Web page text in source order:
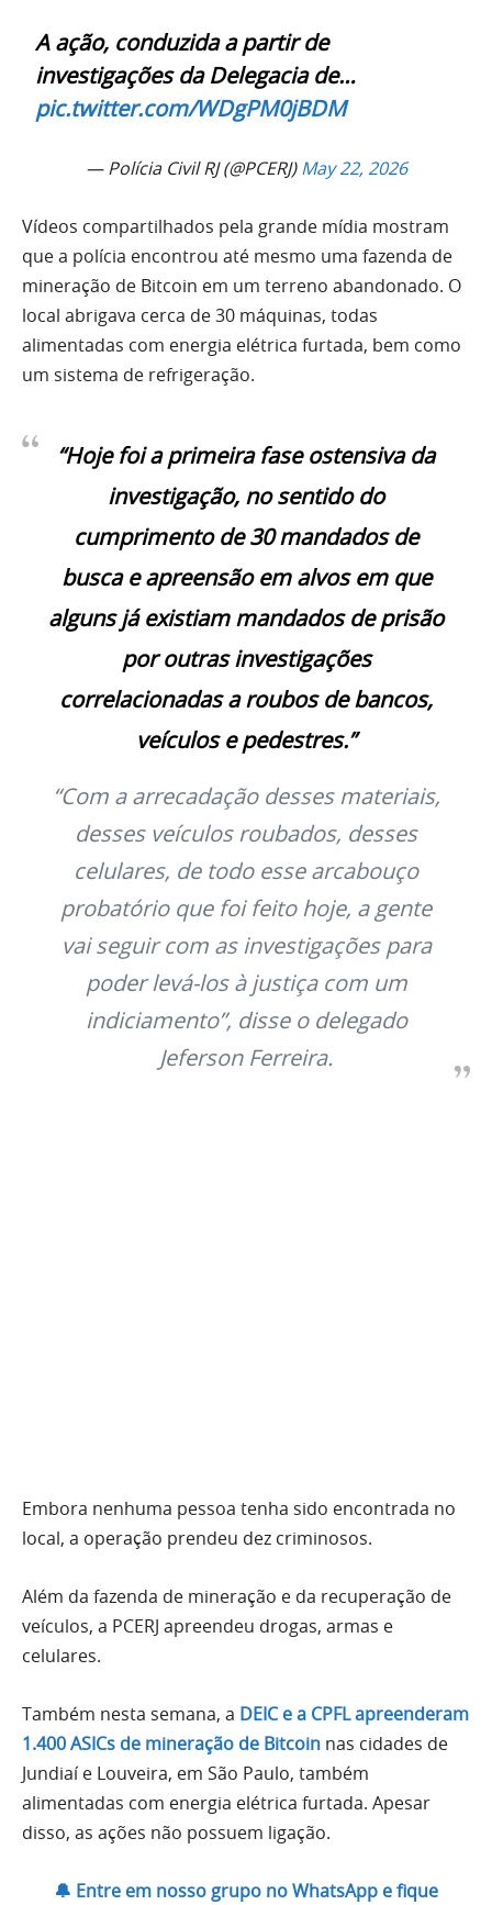
A ação, conduzida a partir de
investigações da Delegacia de…
pic.twitter.com/WDgPM0jBDM
— Polícia Civil RJ (@PCERJ)May 22, 2026
Vídeos compartilhados pela grande mídia mostram
que a polícia encontrou até mesmo uma fazenda de
mineração de Bitcoin em um terreno abandonado. O
local abrigava cerca de 30 máquinas, todas
alimentadas com energia elétrica furtada, bem como
um sistema de refrigeração.
“Hoje foi a primeira fase ostensiva da
investigação, no sentido do
cumprimento de 30 mandados de
busca e apreensão em alvos em que
alguns já existiam mandados de prisão
por outras investigações
correlacionadas a roubos de bancos,
veículos e pedestres.”
“Com a arrecadação desses materiais,
desses veículos roubados, desses
celulares, de todo esse arcabouço
probatório que foi feito hoje, a gente
vai seguir com as investigações para
poder levá-los à justiça com um
indiciamento”, disse o delegado
Jeferson Ferreira.
Embora nenhuma pessoa tenha sido encontrada no
local, a operação prendeu dez criminosos.
Além da fazenda de mineração e da recuperação de
veículos, a PCERJ apreendeu drogas, armas e
celulares.
Também nesta semana, a DEIC e a CPFL apreenderam
1.400 ASICs de mineração de Bitcoin nas cidades de
Jundiaí e Louveira, em São Paulo, também
alimentadas com energia elétrica furtada. Apesar
disso, as ações não possuem ligação.
🔔 Entre em nosso grupo no WhatsApp e fique